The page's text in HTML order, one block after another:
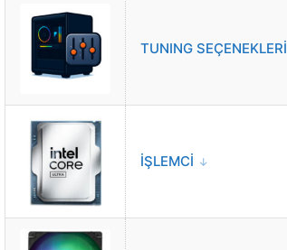
TUNING SEÇENEKLERİ
İŞLEMCİ